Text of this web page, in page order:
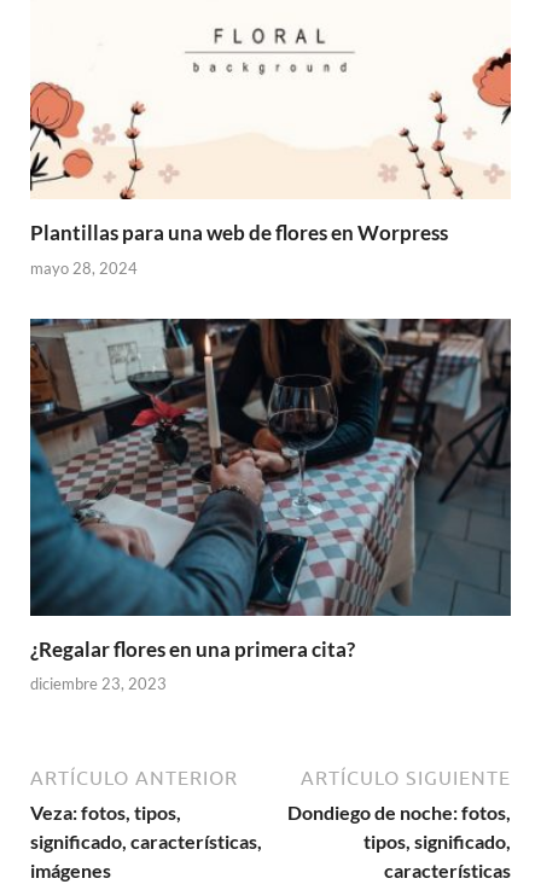
Plantillas para una web de flores en Worpress
mayo 28, 2024
¿Regalar flores en una primera cita?
diciembre 23, 2023
ARTÍCULO ANTERIOR
Veza: fotos, tipos,
significado, características,
imágenes
ARTÍCULO SIGUIENTE
Dondiego de noche: fotos,
tipos, significado,
características